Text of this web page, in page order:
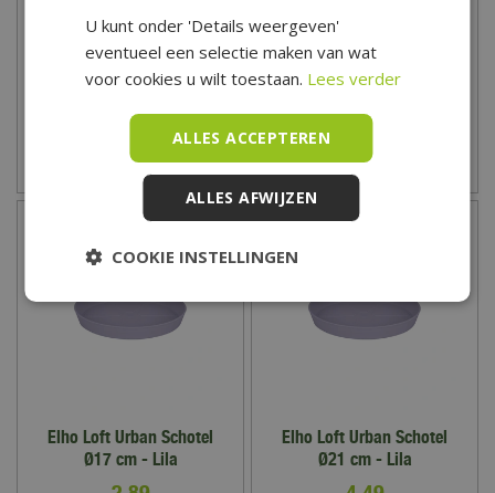
Ø21 cm - Pistachegroen
4,49
Zet op verlanglijst
Ø14 cm - Lila
2,59
Zet op verlanglijst
Elho Loft Urban Schotel
Ø17 cm - Lila
Elho Loft Urban Schotel
Ø21 cm - Lila
U kunt onder 'Details weergeven'
eventueel een selectie maken van wat
voor cookies u wilt toestaan. Lees verder
ALLES ACCEPTEREN
ALLES AFWIJZEN
COOKIE INSTELLINGEN